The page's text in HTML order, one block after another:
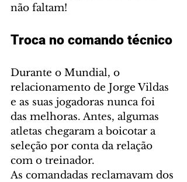
não faltam!
Troca no comando técnico
Durante o Mundial, o
relacionamento de Jorge Vildas
e as suas jogadoras nunca foi
das melhoras. Antes, algumas
atletas chegaram a boicotar a
seleção por conta da relação
com o treinador.
As comandadas reclamavam dos